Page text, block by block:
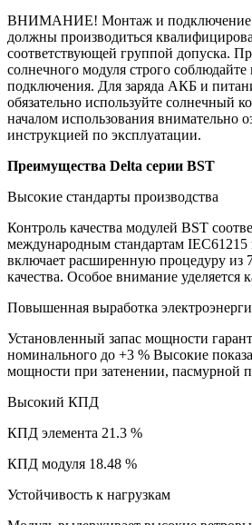
ВНИМАНИЕ! Монтаж и подключение
должны производиться
соответствующей группой допуска.
солнечного модуля строго соблюдайте
подключения. Для заряда АКБ и
обязательно используйте солнечный
началом использования внимательно
инструкцией по эксплуатации.
Преимущества Delta серии BST
Высокие стандарты производства
Контроль качества модулей BST
международным стандартам IEC61215
включает расширенную процедуру из
качества. Особое внимание уделяется
Повышенная выработка
Установленный запас мощности
номинального до +3 % Высокие
мощности при затенении, пасмурной
Высокий КПД
КПД элемента 21.3 %
КПД модуля 18.48 %
Устойчивость к нагрузкам